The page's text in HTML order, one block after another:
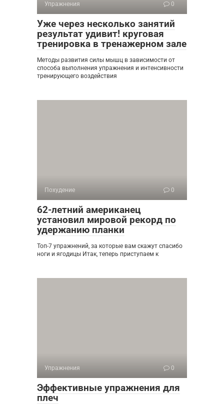
Упражнения 0
Уже через несколько занятий
результат удивит! круговая
тренировка в тренажерном зале
Методы развития силы мышц в зависимости от
способа выполнения упражнения и интенсивности
тренирующего воздействия
Похудение 0
62-летний американец
установил мировой рекорд по
удержанию планки
Топ-7 упражнений, за которые вам скажут спасибо
ноги и ягодицы Итак, теперь приступаем к
Упражнения 0
Эффективные упражнения для
плеч